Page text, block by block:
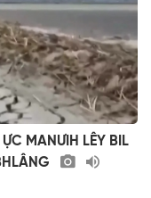
MANƯIH LÊY BIL